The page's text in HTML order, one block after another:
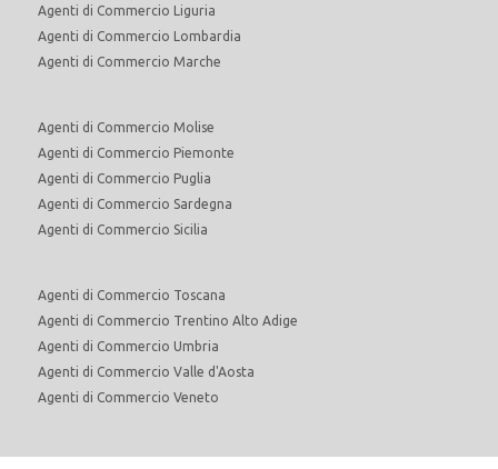
Agenti di Commercio Liguria
Agenti di Commercio Lombardia
Agenti di Commercio Marche
Agenti di Commercio Molise
Agenti di Commercio Piemonte
Agenti di Commercio Puglia
Agenti di Commercio Sardegna
Agenti di Commercio Sicilia
Agenti di Commercio Toscana
Agenti di Commercio Trentino Alto Adige
Agenti di Commercio Umbria
Agenti di Commercio Valle d'Aosta
Agenti di Commercio Veneto